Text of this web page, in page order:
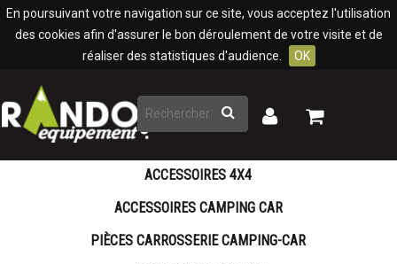
En poursuivant votre navigation sur ce site, vous acceptez l'utilisation
des cookies afin d'assurer le bon déroulement de votre visite et de
réaliser des statistiques d'audience.
OK
Rechercher
Mon
Mon
ACCESSOIRES 4X4
ACCESSOIRES CAMPING CAR
PIÈCES CARROSSERIE CAMPING-CAR
Panneau de gestion des cookies